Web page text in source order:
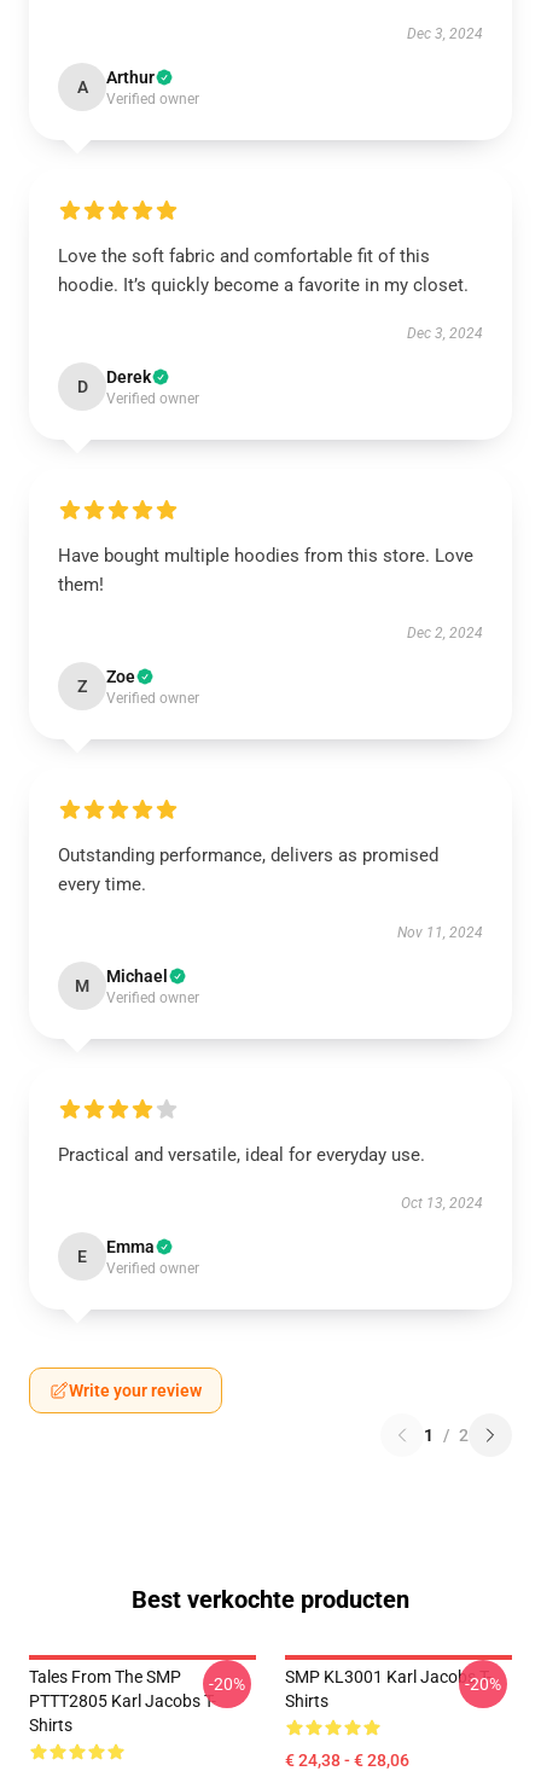
Dec 3, 2024
A Arthur
Verified owner
Love the soft fabric and comfortable fit of this
hoodie. It’s quickly become a favorite in my closet.
Dec 3, 2024
D Derek
Verified owner
Have bought multiple hoodies from this store. Love
them!
Dec 2, 2024
Z Zoe
Verified owner
Outstanding performance, delivers as promised
every time.
Nov 11, 2024
M Michael
Verified owner
Practical and versatile, ideal for everyday use.
Oct 13, 2024
E Emma
Verified owner
Write your review
1 / 2
Best verkochte producten
Tales From The SMP
PTTT2805 Karl Jacobs T-
Shirts
-20%
SMP KL3001 Karl Jacobs T-
Shirts
€ 24,38 - € 28,06
-20%